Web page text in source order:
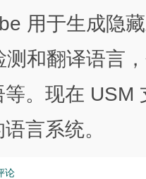
用于生成隐
测和翻译语言
。现在
言系统。
论